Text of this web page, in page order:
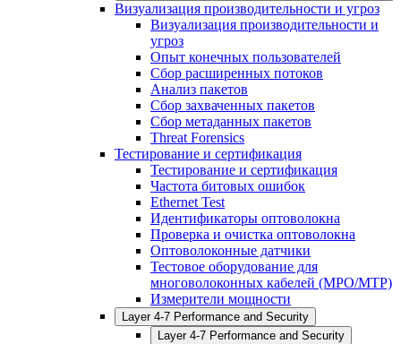
Визуализация производительности и угроз
Визуализация производительности и
угроз
Опыт конечных пользователей
Сбор расширенных потоков
Анализ пакетов
Сбор захваченных пакетов
Сбор метаданных пакетов
Threat Forensics
Тестирование и сертификация
Тестирование и сертификация
Частота битовых ошибок
Ethernet Test
Идентификаторы оптоволокна
Проверка и очистка оптоволокна
Оптоволоконные датчики
Тестовое оборудование для
многоволоконных кабелей (MPO/MTP)
Измерители мощности
Layer 4-7 Performance and Security
Layer 4-7 Performance and Security